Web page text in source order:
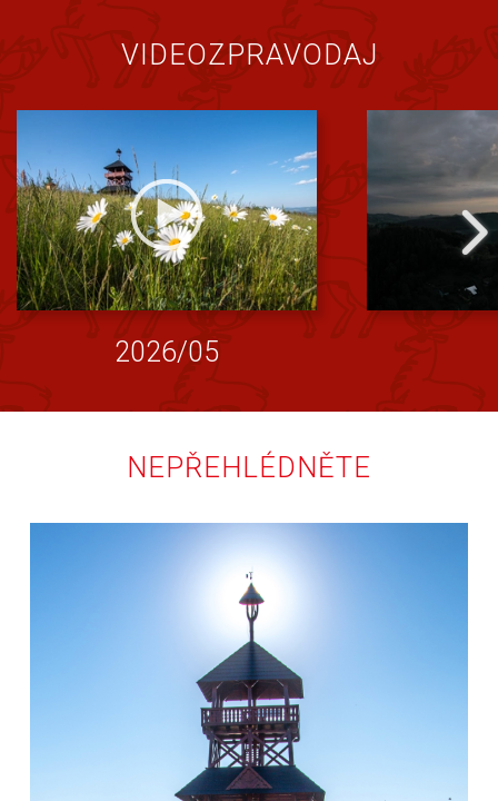
VIDEOZPRAVODAJ
2026/05
NEPŘEHLÉDNĚTE